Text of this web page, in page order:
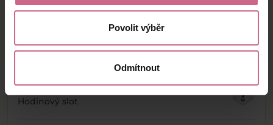
Povolit výběr
Odmítnout
Podobné sloty
Multi Wild #985
Hodinový slot